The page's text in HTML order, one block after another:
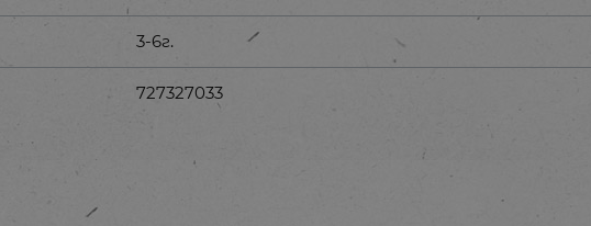
3-6г.
727327033